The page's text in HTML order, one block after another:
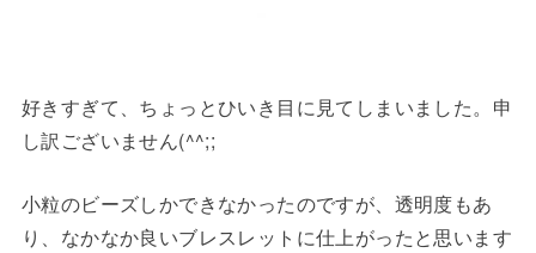
好きすぎて、ちょっとひいき目に見てしまいました。申
し訳ございません(^^;;
小粒のビーズしかできなかったのですが、透明度もあ
り、なかなか良いブレスレットに仕上がったと思います